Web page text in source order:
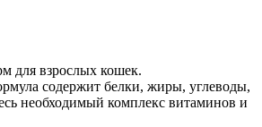
для взрослых кошек.
содержит белки, жиры, углеводы,
необходимый комплекс витаминов и